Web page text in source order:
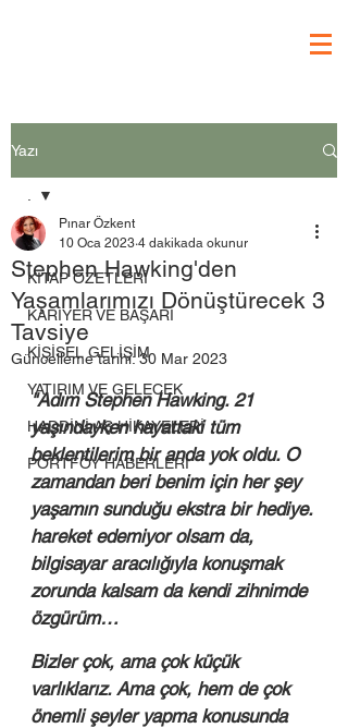
Yazı
.
KİTAP ÖZETLERİ
KARİYER VE BAŞARI
KİŞİSEL GELİŞİM
YATIRIM VE GELECEK
HADDİNİ AŞ HİKAYELERİ
PORTFÖY HABERLERİ
Stephen Hawking'den
Yaşamlarımızı Dönüştürecek 3
Tavsiye
Pınar Özkent
10 Oca 2023 4 dakikada okunur
Güncelleme tarihi:30 Mar 2023
"Adım Stephen Hawking. 21
yaşındayken hayattaki tüm
beklentilerim bir anda yok oldu. O
zamandan beri benim için her şey
yaşamın sunduğu ekstra bir hediye.
hareket edemiyor olsam da,
bilgisayar aracılığıyla konuşmak
zorunda kalsam da kendi zihnimde
özgürüm…
Bizler çok, ama çok küçük
varlıklarız. Ama çok, hem de çok
önemli şeyler yapma konusunda